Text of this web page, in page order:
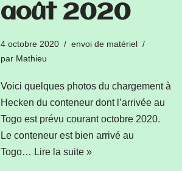
août 2020
4 octobre 2020
envoi de matériel
par Mathieu
Voici quelques photos du chargement à
Hecken du conteneur dont l’arrivée au
Togo est prévu courant octobre 2020.
Le conteneur est bien arrivé au
Togo… Lire la suite »